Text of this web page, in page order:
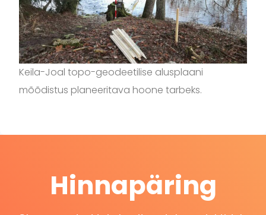
Keila-Joal topo-geodeetilise alusplaani
mõõdistus planeeritava hoone tarbeks.
Hinnapäring